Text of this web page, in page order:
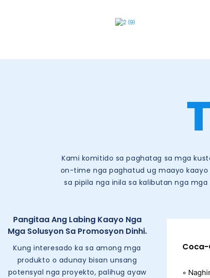
Kami komitido sa paghatag sa mga
on-time nga paghatud ug maayo kaayo
sa pipila nga inila sa kalibutan nga mga
Pangitaa Ang Labing Kaayo Nga
Mga Solusyon Sa Promosyon Dinhi.
Kung interesado ka sa among mga
produkto o adunay bisan unsang
potensyal nga proyekto, palihug ayaw
◦